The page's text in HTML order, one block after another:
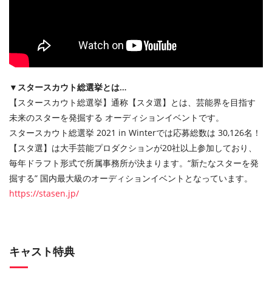
▼スタースカウト総選挙とは…
【スタースカウト総選挙】通称【スタ選】とは、芸能界を目指す
未来のスターを発掘する オーディションイベントです。
スタースカウト総選挙 2021 in Winterでは応募総数は 30,126名！
【スタ選】は大手芸能プロダクションが20社以上参加しており、
毎年ドラフト形式で所属事務所が決まります。 “新たなスターを発
掘する” 国内最大級のオーディションイベントとなっています。
https://stasen.jp/
キャスト特典